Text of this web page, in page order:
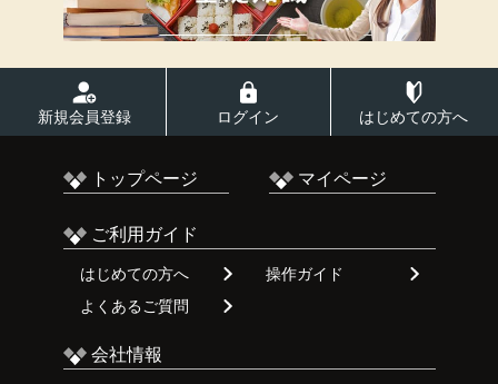
新規会員登録 ログイン はじめての方へ
トップページ マイページ
ご利用ガイド
はじめての方へ
操作ガイド
よくあるご質問
会社情報